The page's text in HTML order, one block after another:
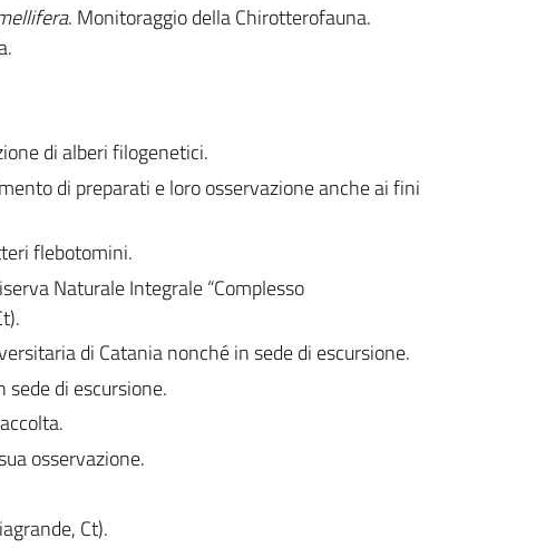
. Monitoraggio della Chirotterofauna.
di alberi filogenetici.
di preparati e loro osservazione anche ai fini
flebotomini.
Naturale Integrale “Complesso
di Catania nonché in sede di escursione.
di escursione.
osservazione.
Ct).